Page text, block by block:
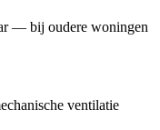
— bij oudere woningen
ventilatie